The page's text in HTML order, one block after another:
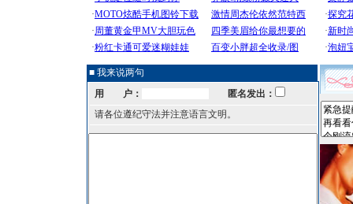
■ 我来说两句
用 户：
匿名发出：
请各位遵纪守法并注意语言文明。